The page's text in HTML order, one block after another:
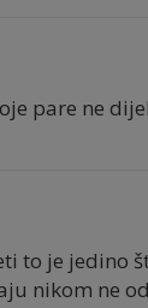
pare ne
to je jedino
nikom ne